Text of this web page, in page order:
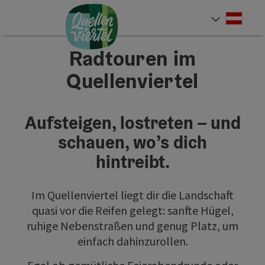
Zum InhaltAccesskey
[0]
Zur Navigation Accesskey
[1]
Zum Seitenanfang Accesskey
[2]
Radtouren im
Quellenviertel
Aufsteigen, lostreten – und
schauen, wo’s dich
hintreibt.
Im Quellenviertel liegt dir die Landschaft
quasi vor die Reifen gelegt: sanfte Hügel,
ruhige Nebenstraßen und genug Platz, um
einfach dahinzurollen.